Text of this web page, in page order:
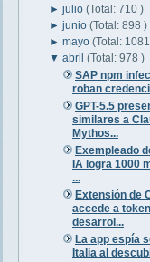
►julio(Total: 710 )
►junio(Total: 898 )
►mayo(Total:
▼abril(Total: 978 )
SAP npm
roban
GPT-5.5
similares a
Mythos...
Exempleado
IA logra 1000
...
Extensión de
accede a
desarrol...
La app espía
Italia al